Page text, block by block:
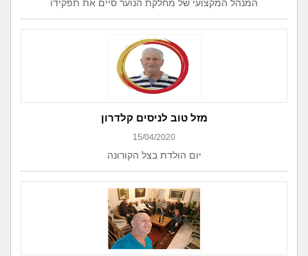
המנהל המקצועי של מחלקת הנוער סיים את תפקידו
מזל טוב לניסים קלדרון
15/04/2020
יום הולדת בצל הקורונה